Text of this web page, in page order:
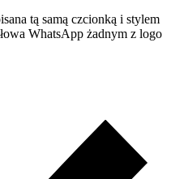
tą samą czcionką i stylem
WhatsApp żadnym z logo